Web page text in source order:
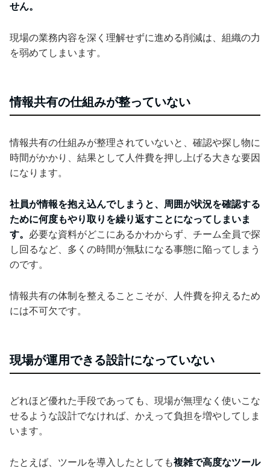
せん。
現場の業務内容を深く理解せずに進める削減は、組織の力
を弱めてしまいます。
情報共有の仕組みが整っていない
情報共有の仕組みが整理されていないと、確認や探し物に
時間がかかり、結果として人件費を押し上げる大きな要因
になります。
社員が情報を抱え込んでしまうと、周囲が状況を確認する
ために何度もやり取りを繰り返すことになってしまいま
す。 必要な資料がどこにあるかわからず、チーム全員で探
し回るなど、多くの時間が無駄になる事態に陥ってしまう
のです。
情報共有の体制を整えることこそが、人件費を抑えるため
には不可欠です。
現場が運用できる設計になっていない
どれほど優れた手段であっても、現場が無理なく使いこな
せるような設計でなければ、かえって負担を増やしてしま
います。
たとえば、ツールを導入したとしても複雑で高度なツール